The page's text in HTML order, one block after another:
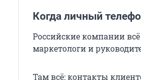
Когда личный
Российские компании
маркетологи и
Там всё: контакты